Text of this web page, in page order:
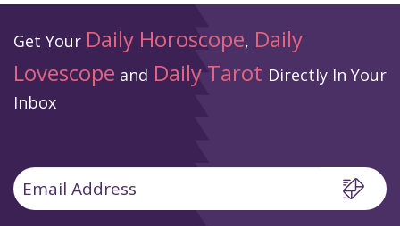
Get Your Daily Horoscope, Daily
Lovescope and Daily Tarot Directly In Your
Inbox